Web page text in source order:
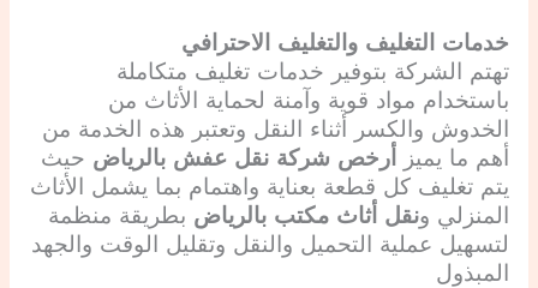
خدمات التغليف والتغليف الاحترافي
تهتم الشركة بتوفير خدمات تغليف متكاملة
باستخدام مواد قوية وآمنة لحماية الأثاث من
الخدوش والكسر أثناء النقل وتعتبر هذه الخدمة من
أهم ما يميز
أرخص شركة نقل عفش بالرياض حيث
يتم تغليف كل قطعة بعناية واهتمام بما يشمل الأثاث
المنزلي ونقل أثاث مكتب بالرياض بطريقة منظمة
لتسهيل عملية التحميل والنقل وتقليل الوقت والجهد
المبذول